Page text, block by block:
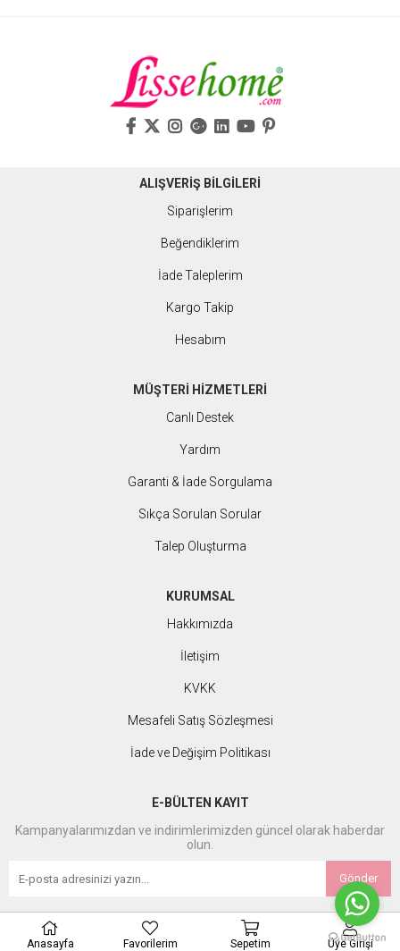
ALIŞVERİŞ BİLGİLERİ
Siparişlerim
Beğendiklerim
İade Taleplerim
Kargo Takip
Hesabım
MÜŞTERİ HİZMETLERİ
Canlı Destek
Yardım
Garanti & İade Sorgulama
Sıkça Sorulan Sorular
Talep Oluşturma
KURUMSAL
Hakkımızda
İletişim
KVKK
Mesafeli Satış Sözleşmesi
İade ve Değişim Politikası
E-BÜLTEN KAYIT
Kampanyalarımızdan ve indirimlerimizden güncel olarak haberdar
olun.
Gönder
Anasayfa Favorilerim Sepetim Üye Girişi